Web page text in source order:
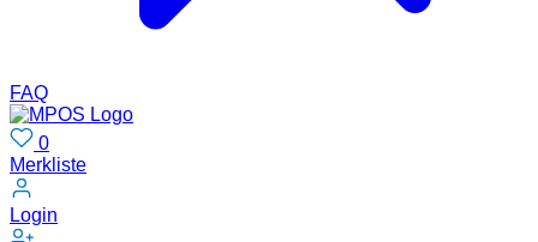
FAQ
0
Merkliste
Login